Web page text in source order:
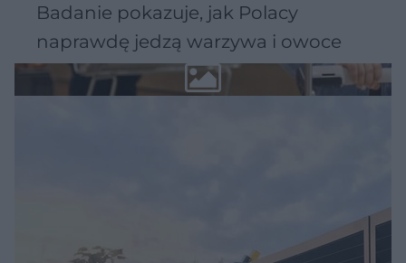
Badanie pokazuje, jak Polacy
naprawdę jedzą warzywa i owoce